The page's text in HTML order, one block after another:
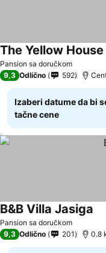
Pansion sa doručkom
The Yellow House
9,3 Odlično 592
Izaberi datume da bi
tačne cene
Pansion sa doručkom
B&B Villa Jasiga
9,3 Odlično 201 0.8